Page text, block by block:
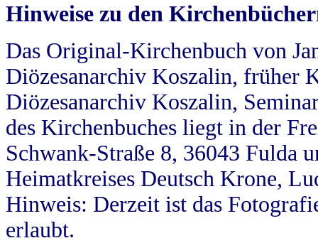
Hinweise zu den
Das Original-Kirchenbuch von
Diözesanarchiv Koszalin, früher
Diözesanarchiv Koszalin,
des Kirchenbuches liegt in der
Schwank-Straße 8, 36043 Fulda
Heimatkreises Deutsch Krone,
Hinweis: Derzeit ist das
erlaubt.